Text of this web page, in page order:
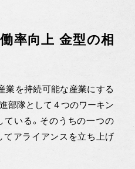
率向上 金型の相
業を持続可能な産業にする
部隊として４つのワーキン
ている。そのうちの一つの
てアライアンスを立ち上げ